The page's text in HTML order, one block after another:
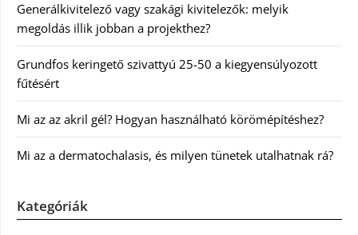
Generálkivitelező vagy szakági kivitelezők: melyik
megoldás illik jobban a projekthez?
Grundfos keringető szivattyú 25-50 a kiegyensúlyozott
fűtésért
Mi az az akril gél? Hogyan használható körömépítéshez?
Mi az a dermatochalasis, és milyen tünetek utalhatnak rá?
Kategóriák